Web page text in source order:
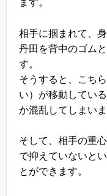
ます。
相手に掴まれて、
丹田を背中のゴム
す。
そうすると、こち
い）が移動してい
か混乱してしまいま
そして、相手の重
で抑えていないとい
とができます。